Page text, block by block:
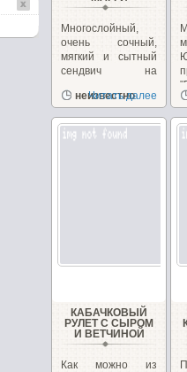
Многослойный,
очень сочный,
мягкий и сытный
сендвич на
закуску!...
неизвестно
Читать далее
КАБАЧКОВЫЙ
РУЛЕТ С СЫРОМ
И ВЕТЧИНОЙ
Как можно из